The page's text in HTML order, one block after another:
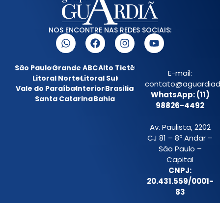
NOS ENCONTRE NAS REDES SOCIAIS:
São PauloGrande ABCAlto Tietê
Litoral NorteLitoral Sul
Vale do ParaíbaInteriorBrasília
Santa CatarinaBahia
E-mail:
WhatsApp: (11)
98826-4492
Av. Paulista, 2202
CJ 81 – 8º Andar –
São Paulo –
Capital
CNPJ:
20.431.559/0001-
83